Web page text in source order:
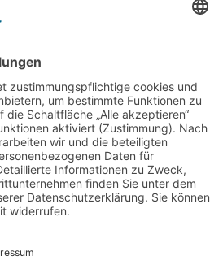
auf
Kreditkarte Vorkasse
ab 30 €